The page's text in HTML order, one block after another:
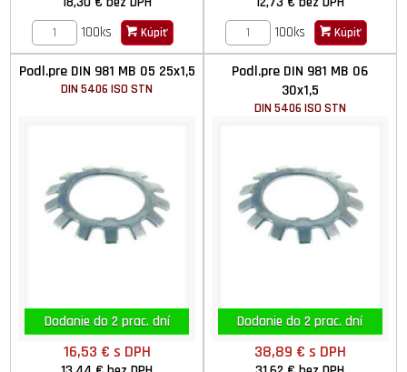
100ks
Kúpiť
100ks
Kúpiť
Podl.pre DIN 981 MB 05 25x1,5
DIN 5406 ISO STN
Dodanie do 2 prac. dní
16,53 € s DPH
Podl.pre DIN 981 MB 06
30x1,5
DIN 5406 ISO STN
Dodanie do 2 prac. dní
38,89 € s DPH